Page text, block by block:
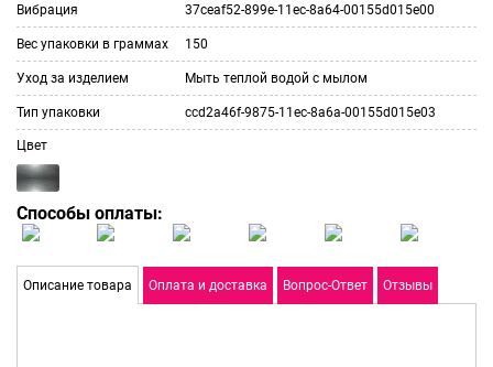
Вибрация 37ceaf52-899e-11ec-8a64-00155d015e00
Вес упаковки в граммах 150
Уход за изделием Мыть теплой водой с мылом
Тип упаковки ccd2a46f-9875-11ec-8a6a-00155d015e03
Цвет
Способы оплаты:
Описание товара Оплата и доставка Вопрос-Ответ Отзывы